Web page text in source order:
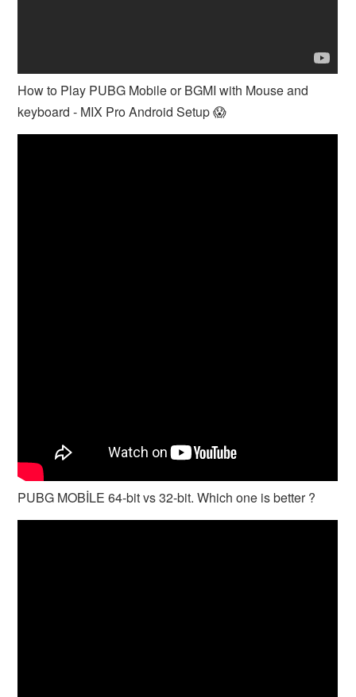
How to Play PUBG Mobile or BGMI with Mouse and
keyboard - MIX Pro Android Setup 😱
PUBG MOBİLE 64-bit vs 32-bit. Which one is better ?